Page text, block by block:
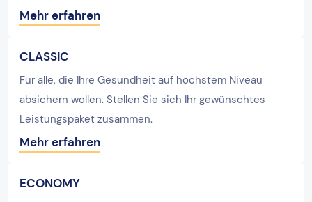
Mehr erfahren
CLASSIC
Für alle, die Ihre Gesundheit auf höchstem Niveau
absichern wollen. Stellen Sie sich Ihr gewünschtes
Leistungspaket zusammen.
Mehr erfahren
ECONOMY